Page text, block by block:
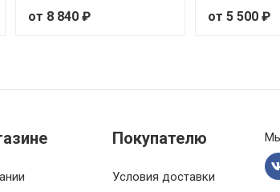
от 8 840 ₽ от 5 500 ₽
Покупателю
Условия доставки